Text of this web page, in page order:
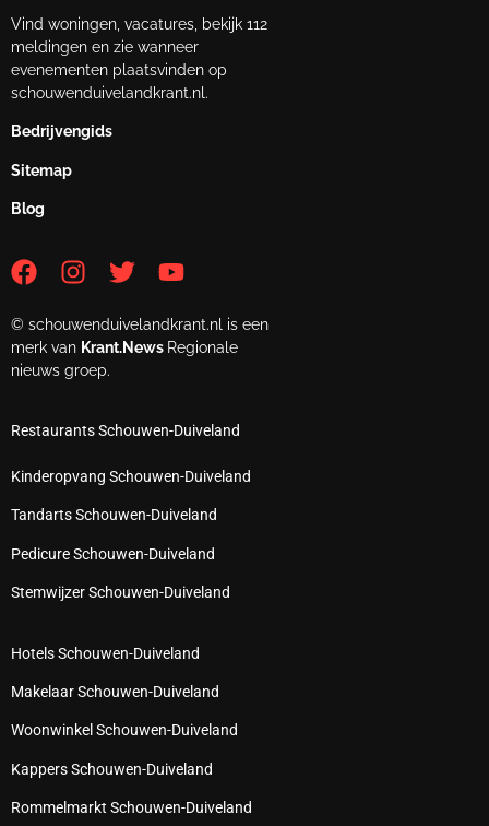
Vind woningen, vacatures, bekijk 112
meldingen en zie wanneer
evenementen plaatsvinden op
schouwenduivelandkrant.nl.
Bedrijvengids
Sitemap
Blog
© schouwenduivelandkrant.nl is een
merk van Krant.News Regionale
nieuws groep.
Restaurants Schouwen-Duiveland
Kinderopvang Schouwen-Duiveland
Tandarts Schouwen-Duiveland
Pedicure Schouwen-Duiveland
Stemwijzer Schouwen-Duiveland
Hotels Schouwen-Duiveland
Makelaar Schouwen-Duiveland
Woonwinkel Schouwen-Duiveland
Kappers Schouwen-Duiveland
Rommelmarkt Schouwen-Duiveland